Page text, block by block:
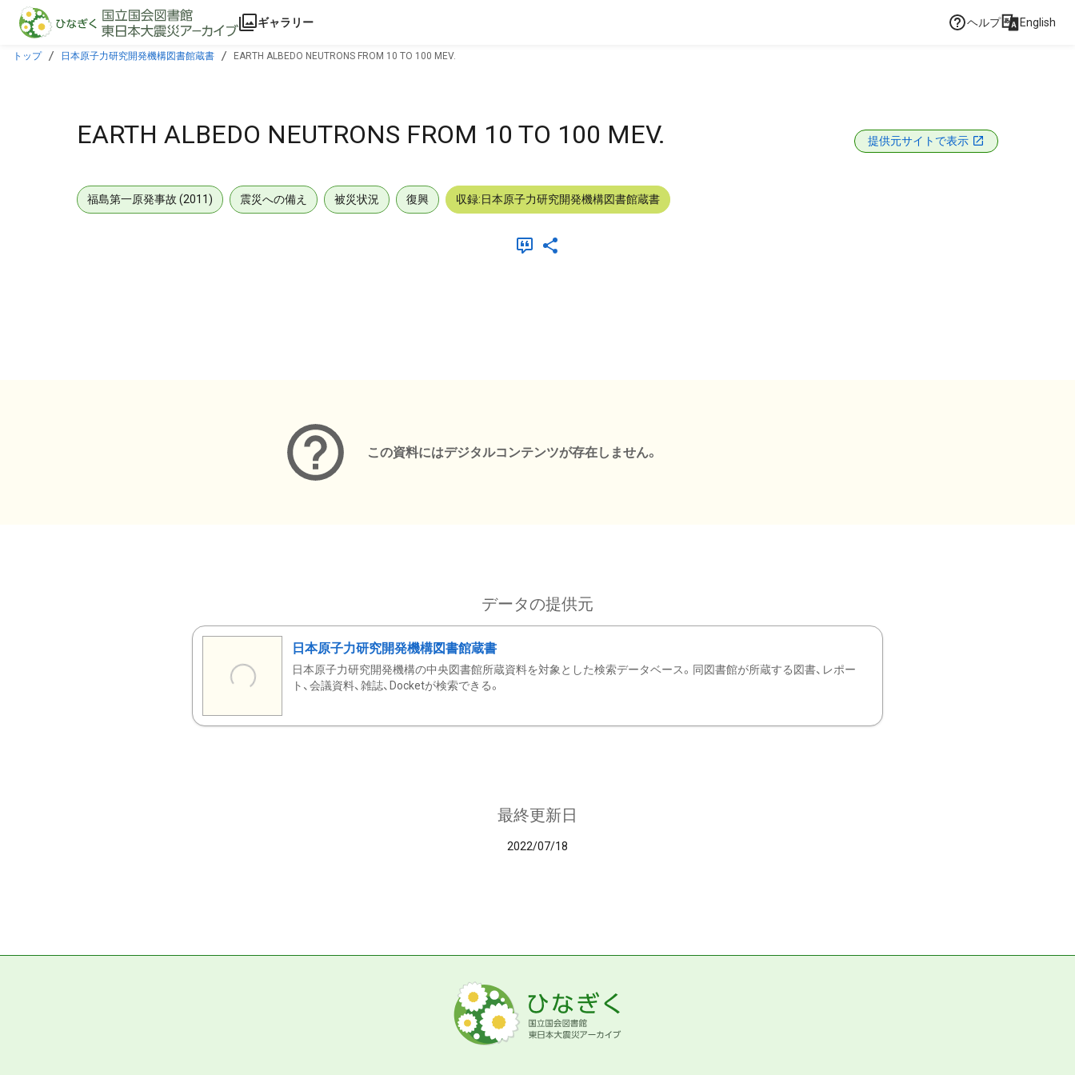
本文に飛ぶ
ギャラリー ヘルプ English
トップ 日本原子力研究開発機構図書館蔵書 EARTH ALBEDO NEUTRONS FROM 10 TO 100 MEV.
EARTH ALBEDO NEUTRONS FROM 10 TO 100 MEV. 提供元サイトで表示
福島第一原発事故 (2011) 震災への備え 被災状況 復興 収録:日本原子力研究開発機構図書館蔵書
この資料にはデジタルコンテンツが存在しません。
データの提供元
日本原子力研究開発機構図書館蔵書
日本原子力研究開発機構の中央図書館所蔵資料を対象とした検索データベース。同図書館が所蔵する図書、レポー
ト、会議資料、雑誌、Docketが検索できる。
最終更新日
2022/07/18